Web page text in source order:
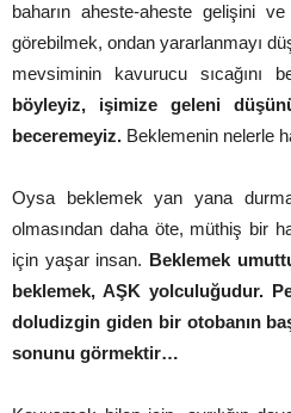
baharın aheste-aheste gelişini
görebilmek, ondan yararlanmayı
mevsiminin kavurucu sıcağını
böyleyiz, işimize geleni
beceremeyiz. Beklemenin nelerle
Oysa beklemek yan yana
olmasından daha öte, müthiş bir
için yaşar insan. Beklemek
beklemek, AŞK yolculuğudur.
doludizgin giden bir otobanın
sonunu görmektir…